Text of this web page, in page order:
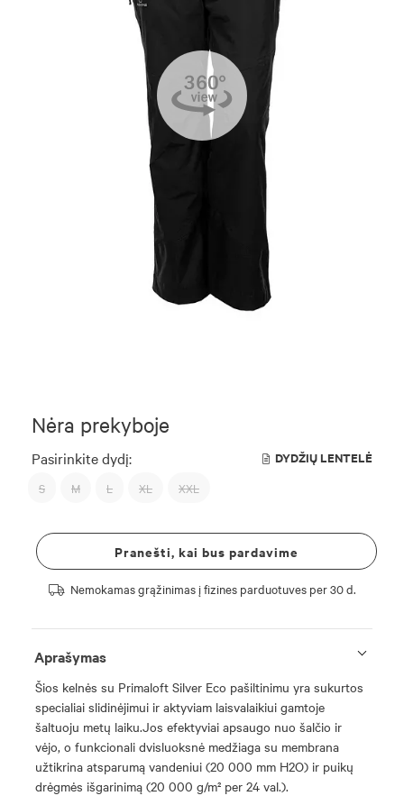
Nėra prekyboje
Pasirinkite dydį: DYDŽIŲ LENTELĖ
S M L XL XXL
Pranešti, kai bus pardavime
Nemokamas grąžinimas į fizines parduotuves per 30 d.
Aprašymas
Šios kelnės su Primaloft Silver Eco pašiltinimu yra sukurtos
specialiai slidinėjimui ir aktyviam laisvalaikiui gamtoje
šaltuoju metų laiku.Jos efektyviai apsaugo nuo šalčio ir
vėjo, o funkcionali dvisluoksnė medžiaga su membrana
užtikrina atsparumą vandeniui (20 000 mm H2O) ir puikų
drėgmės išgarinimą (20 000 g/m² per 24 val.).